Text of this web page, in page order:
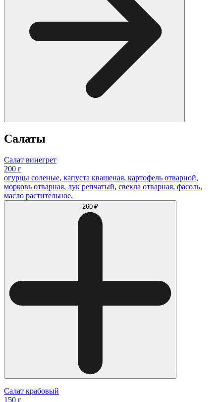
Салаты
Салат винегрет
200 г
огурцы соленые, капуста квашеная, картофель отварной,
морковь отварная, лук репчатый, свекла отварная, фасоль,
масло растительное.
260 ₽
Салат крабовый
150 г